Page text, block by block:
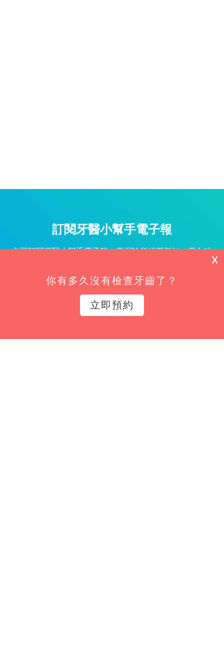
訂閱牙醫小幫手電子報
立即訂閱牙醫小幫手電子報，掌握診所經營新知、平台功
你有多久沒有檢查牙齒了？
立即預約
X